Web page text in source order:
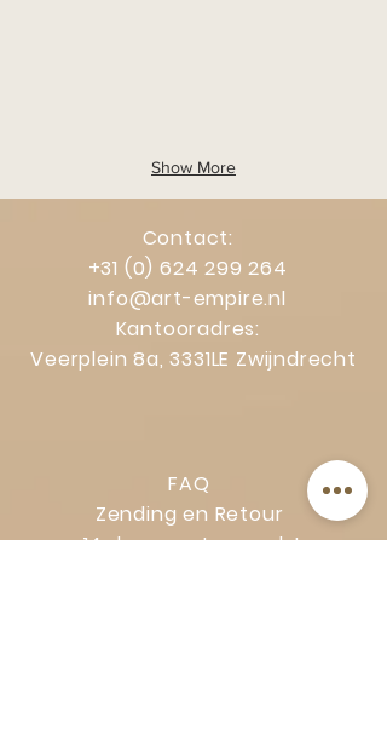
Show More
Contact:
+31 (0) 624 299 264
info@art-empire.nl
Kantooradres:
Veerplein 8a, 3331LE Zwijndrecht
FAQ
Zending en Retour
14 dagen retourrecht